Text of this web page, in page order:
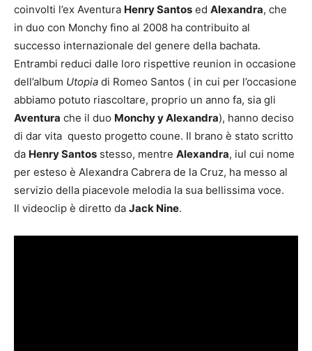
coinvolti l’ex Aventura Henry Santos ed Alexandra, che
in duo con Monchy fino al 2008 ha contribuito al
successo internazionale del genere della bachata.
Entrambi reduci dalle loro rispettive reunion in occasione
dell’album Utopia di Romeo Santos ( in cui per l’occasione
abbiamo potuto riascoltare, proprio un anno fa, sia gli
Aventura che il duo Monchy y Alexandra), hanno deciso
di dar vita questo progetto coune. Il brano è stato scritto
da Henry Santos stesso, mentre Alexandra, iul cui nome
per esteso è Alexandra Cabrera de la Cruz, ha messo al
servizio della piacevole melodia la sua bellissima voce.
Il videoclip è diretto da Jack Nine.